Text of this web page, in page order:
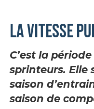
La vitesse
C’est la
sprinteurs. Elle
saison
saison de